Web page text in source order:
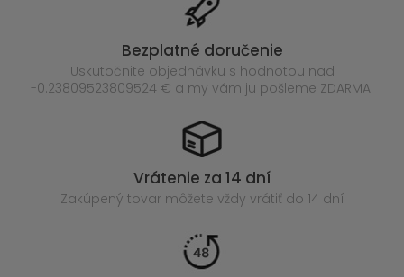
Bezplatné doručenie
Uskutočnite objednávku s hodnotou nad
-0.23809523809524 € a my vám ju pošleme ZDARMA!
Vrátenie za 14 dní
Zakúpený tovar môžete vždy vrátiť do 14 dní